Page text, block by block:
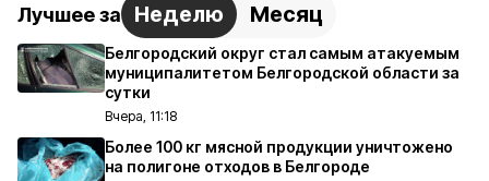
Лучшее за Неделю Месяц
Белгородский округ стал самым атакуемым
муниципалитетом Белгородской области за
сутки
Вчера, 11:18
Более 100 кг мясной продукции уничтожено
на полигоне отходов в Белгороде